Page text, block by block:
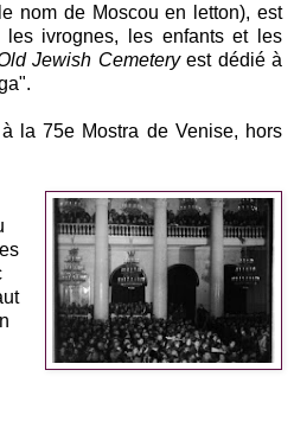
nom de Moscou en letton), est
ivrognes, les enfants et les
Jewish Cemeteryest dédié à
la 75e Mostra de Venise, hors